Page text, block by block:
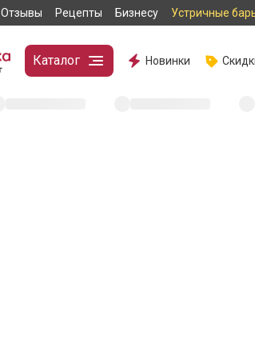
Отзывы Рецепты Бизнесу Устричные
Каталог Новинки